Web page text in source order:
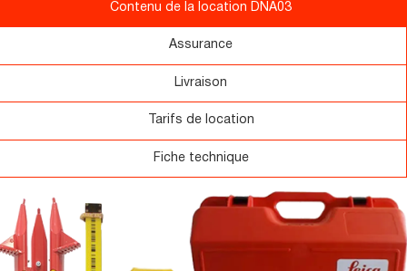
Contenu de la location DNA03
Assurance
Livraison
Tarifs de location
Fiche technique